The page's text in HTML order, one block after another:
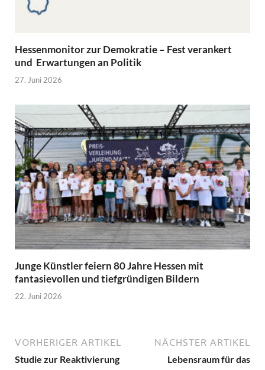
Hessenmonitor zur Demokratie – Fest verankert
und Erwartungen an Politik
27. Juni 2026
Junge Künstler feiern 80 Jahre Hessen mit
fantasievollen und tiefgründigen Bildern
22. Juni 2026
VORHERIGER ARTIKEL
Studie zur Reaktivierung
NÄCHSTER ARTIKEL
Lebensraum für das